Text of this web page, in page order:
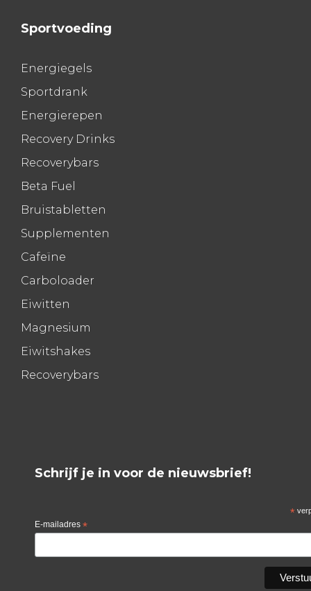
Sportvoeding
Energiegels
Sportdrank
Energierepen
Recovery Drinks
Recoverybars
Beta Fuel
Bruistabletten
Supplementen
Cafeïne
Carboloader
Eiwitten
Magnesium
Eiwitshakes
Recoverybars
Schrijf je in voor de nieuwsbrief!
*
E-mailadres *